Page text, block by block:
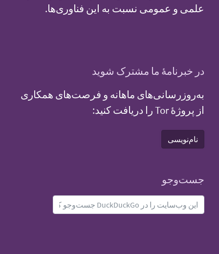
علمی و عمومی نسبت به این فناوری‌ها.
در خبرنامهٔ ما مشترک شوید
به‌روزرسانی‌های ماهانه و فرصت‌های همکاری
از پروژهٔ Tor را دریافت کنید:
نام‌نویسی
جست‌و‌جو